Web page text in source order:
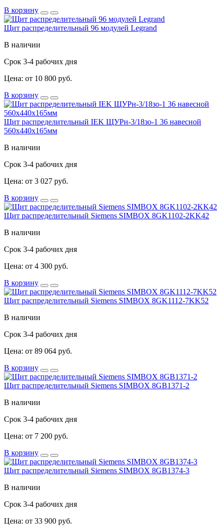
В корзину
Щит распределительный 96 модулей Legrand
В наличии
Срок 3-4 рабочих дня
Цена: от 10 800 руб.
В корзину
Щит распределительный IEK ЩУРн-3/18зо-1 36 навесной
560х440х165мм
В наличии
Срок 3-4 рабочих дня
Цена: от 3 027 руб.
В корзину
Щит распределительный Siemens SIMBOX 8GK1102-2KK42
В наличии
Срок 3-4 рабочих дня
Цена: от 4 300 руб.
В корзину
Щит распределительный Siemens SIMBOX 8GK1112-7KK52
В наличии
Срок 3-4 рабочих дня
Цена: от 89 064 руб.
В корзину
Щит распределительный Siemens SIMBOX 8GB1371-2
В наличии
Срок 3-4 рабочих дня
Цена: от 7 200 руб.
В корзину
Щит распределительный Siemens SIMBOX 8GB1374-3
В наличии
Срок 3-4 рабочих дня
Цена: от 33 900 руб.